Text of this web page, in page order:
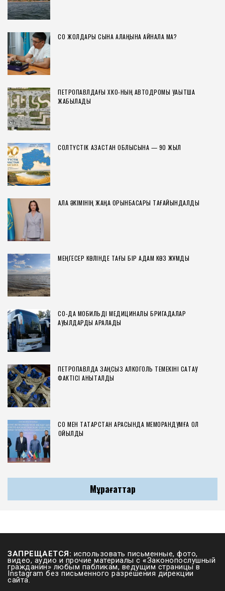
СҚО ЖОЛДАРЫ СЫНАҚ АЛАҢЫНА АЙНАЛА МА?
ПЕТРОПАВЛДАҒЫ ХҚКО-НЫҢ АВТОДРОМЫ УАҚЫТША
ЖАБЫЛАДЫ
СОЛТҮСТІК ҚАЗАҚСТАН ОБЛЫСЫНА — 90 ЖЫЛ
ҚАЛА ӘКІМІНІҢ ЖАҢА ОРЫНБАСАРЫ ТАҒАЙЫНДАЛДЫ
МЕҢГЕСЕР КӨЛІНДЕ ТАҒЫ БІР АДАМ КӨЗ ЖҰМДЫ
СҚО-ДА МОБИЛЬДІ МЕДИЦИНАЛЫҚ БРИГАДАЛАР
АУЫЛДАРДЫ АРАЛАДЫ
ПЕТРОПАВЛДА ЗАҢСЫЗ АЛКОГОЛЬ ТЕМЕКІНІ САҚТАУ
ФАКТІСІ АНЫҚТАЛДЫ
СҚО МЕН ТАТАРСТАН АРАСЫНДА МЕМОРАНДУМҒА ҚОЛ
ҚОЙЫЛДЫ
Мұрағаттар
ЗАПРЕЩАЕТСЯ: использовать письменные, фото,
видео, аудио и прочие материалы с «Законопослушный
гражданин» любым пабликам, ведущим страницы в
Instagram без письменного разрешения дирекции
сайта.